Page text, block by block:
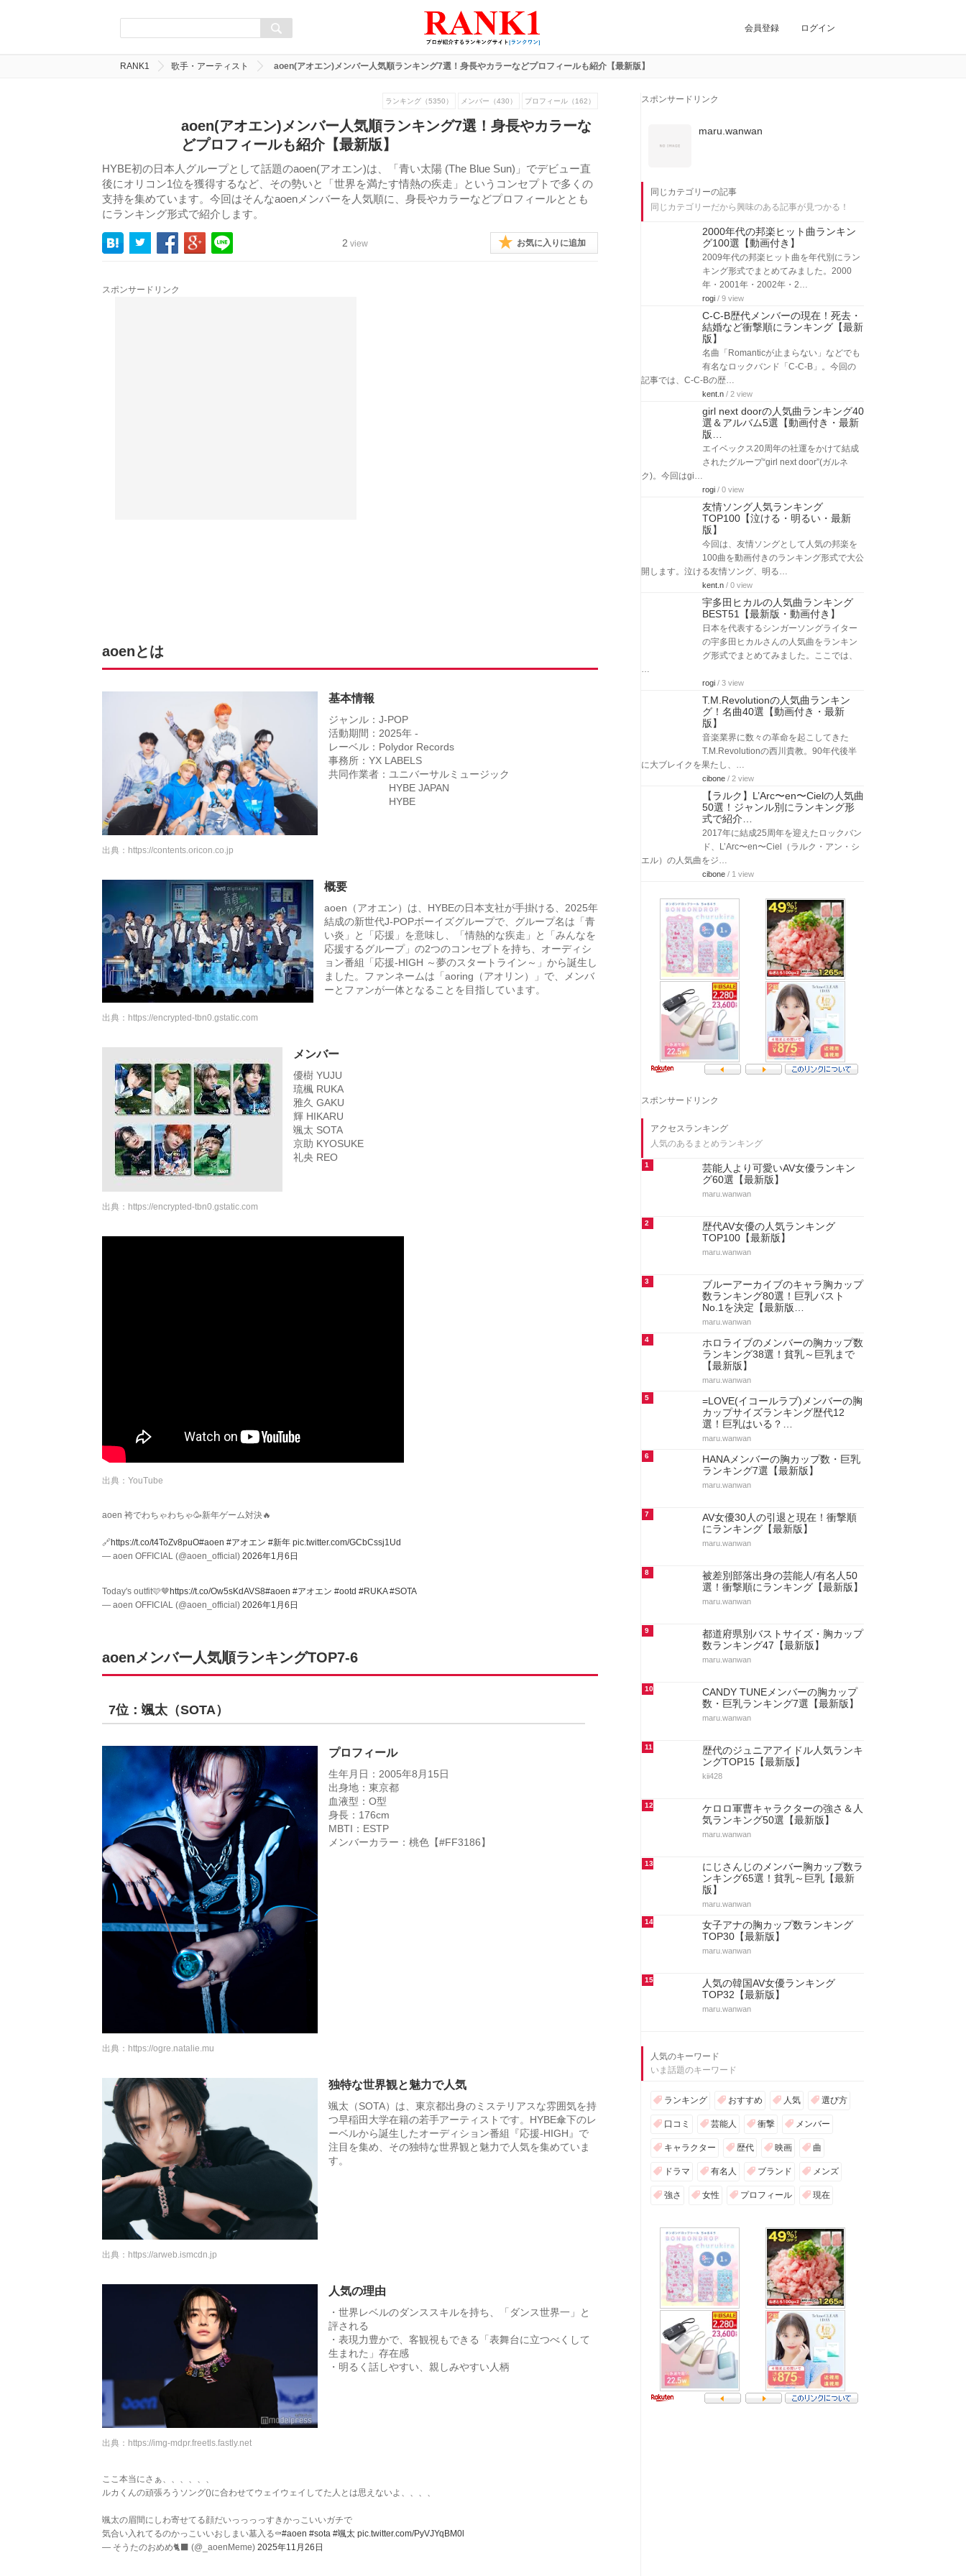
会員登録 ログイン
RANK1 歌手・アーティスト aoen(アオエン)メンバー人気順ランキング7選！身長やカラーなどプロフィールも紹介【最新版】
ランキング（5350） メンバー（430） プロフィール（162）
aoen(アオエン)メンバー人気順ランキング7選！身長やカラーな
どプロフィールも紹介【最新版】
HYBE初の日本人グループとして話題のaoen(アオエン)は、「青い太陽 (The Blue Sun)」でデビュー直
後にオリコン1位を獲得するなど、その勢いと「世界を満たす情熱の疾走」というコンセプトで多くの
支持を集めています。今回はそんなaoenメンバーを人気順に、身長やカラーなどプロフィールととも
にランキング形式で紹介します。
2 view お気に入りに追加
スポンサードリンク
aoenとは
基本情報
ジャンル：J-POP
活動期間：2025年 -
レーベル：Polydor Records
事務所：YX LABELS
共同作業者：ユニバーサルミュージック
HYBE JAPAN
HYBE
出典： https://contents.oricon.co.jp
概要
aoen（アオエン）は、HYBEの日本支社が手掛ける、2025年
結成の新世代J-POPボーイズグループで、グループ名は「青
い炎」と「応援」を意味し、「情熱的な疾走」と「みんなを
応援するグループ」の2つのコンセプトを持ち、オーディシ
ョン番組「応援-HIGH ～夢のスタートライン～」から誕生し
ました。ファンネームは「aoring（アオリン）」で、メンバ
ーとファンが一体となることを目指しています。
出典： https://encrypted-tbn0.gstatic.com
メンバー
優樹 YUJU
琉楓 RUKA
雅久 GAKU
輝 HIKARU
颯太 SOTA
京助 KYOSUKE
礼央 REO
出典： https://encrypted-tbn0.gstatic.com
出典：YouTube
aoen 袴でわちゃわちゃ🥳新年ゲーム対決🔥
🔗https://t.co/t4ToZv8puO#aoen #アオエン #新年 pic.twitter.com/GCbCssj1Ud
— aoen OFFICIAL (@aoen_official) 2026年1月6日
Today's outfit🩷🤎 https://t.co/Ow5sKdAVS8#aoen #アオエン #ootd #RUKA #SOTA
— aoen OFFICIAL (@aoen_official) 2026年1月6日
aoenメンバー人気順ランキングTOP7-6
7位：颯太（SOTA）
プロフィール
生年月日：2005年8月15日
出身地：東京都
血液型：O型
身長：176cm
MBTI：ESTP
メンバーカラー：桃色【#FF3186】
出典： https://ogre.natalie.mu
独特な世界観と魅力で人気
颯太（SOTA）は、東京都出身のミステリアスな雰囲気を持
つ早稲田大学在籍の若手アーティストです。HYBE傘下のレ
ーベルから誕生したオーディション番組『応援-HIGH』で
注目を集め、その独特な世界観と魅力で人気を集めていま
す。
出典： https://arweb.ismcdn.jp
人気の理由
・世界レベルのダンススキルを持ち、「ダンス世界一」と
評される
・表現力豊かで、客観視もできる「表舞台に立つべくして
生まれた」存在感
・明るく話しやすい、親しみやすい人柄
出典： https://img-mdpr.freetls.fastly.net
ここ本当にさぁ、、、、、、
ルカくんの頑張ろうソング()に合わせてウェイウェイしてた人とは思えないよ、、、、
颯太の眉間にしわ寄せてる顔だいっっっっすきかっこいいガチで
気合い入れてるのかっこいいおしまい墓入る⚰️#aoen #sota #颯太 pic.twitter.com/PyVJYqBM0l
— そうたのおめめ🐈‍⬛ (@_aoenMeme) 2025年11月26日
スポンサードリンク
maru.wanwan
同じカテゴリーの記事
同じカテゴリーだから興味のある記事が見つかる！
2000年代の邦楽ヒット曲ランキン
グ100選【動画付き】
2009年代の邦楽ヒット曲を年代別にラン
キング形式でまとめてみました。2000
年・2001年・2002年・2…
rogi / 9 view
C-C-B歴代メンバーの現在！死去・
結婚など衝撃順にランキング【最新
版】
名曲「Romanticが止まらない」などでも
有名なロックバンド「C-C-B」。今回の
記事では、C-C-Bの歴…
kent.n / 2 view
girl next doorの人気曲ランキング40
選＆アルバム5選【動画付き・最新
版…
エイベックス20周年の社運をかけて結成
されたグループ“girl next door”(ガルネ
ク)。今回はgi…
rogi / 0 view
友情ソング人気ランキング
TOP100【泣ける・明るい・最新
版】
今回は、友情ソングとして人気の邦楽を
100曲を動画付きのランキング形式で大公
開します。泣ける友情ソング、明る…
kent.n / 0 view
宇多田ヒカルの人気曲ランキング
BEST51【最新版・動画付き】
日本を代表するシンガーソングライター
の宇多田ヒカルさんの人気曲をランキン
グ形式でまとめてみました。ここでは、
…
rogi / 3 view
T.M.Revolutionの人気曲ランキン
グ！名曲40選【動画付き・最新
版】
音楽業界に数々の革命を起こしてきた
T.M.Revolutionの西川貴教。90年代後半
に大ブレイクを果たし、…
cibone / 2 view
【ラルク】L’Arc〜en〜Cielの人気曲
50選！ジャンル別にランキング形
式で紹介…
2017年に結成25周年を迎えたロックバン
ド、L’Arc〜en〜Ciel（ラルク・アン・シ
エル）の人気曲をジ…
cibone / 1 view
スポンサードリンク
アクセスランキング
人気のあるまとめランキング
1
芸能人より可愛いAV女優ランキン
グ60選【最新版】
maru.wanwan
2
歴代AV女優の人気ランキング
TOP100【最新版】
maru.wanwan
3
ブルーアーカイブのキャラ胸カップ
数ランキング80選！巨乳バスト
No.1を決定【最新版…
maru.wanwan
4
ホロライブのメンバーの胸カップ数
ランキング38選！貧乳～巨乳まで
【最新版】
maru.wanwan
5
=LOVE(イコールラブ)メンバーの胸
カップサイズランキング歴代12
選！巨乳はいる？…
maru.wanwan
6
HANAメンバーの胸カップ数・巨乳
ランキング7選【最新版】
maru.wanwan
7
AV女優30人の引退と現在！衝撃順
にランキング【最新版】
maru.wanwan
8
被差別部落出身の芸能人/有名人50
選！衝撃順にランキング【最新版】
maru.wanwan
9
都道府県別バストサイズ・胸カップ
数ランキング47【最新版】
maru.wanwan
10
CANDY TUNEメンバーの胸カップ
数・巨乳ランキング7選【最新版】
maru.wanwan
11
歴代のジュニアアイドル人気ランキ
ングTOP15【最新版】
kii428
12
ケロロ軍曹キャラクターの強さ＆人
気ランキング50選【最新版】
maru.wanwan
13
にじさんじのメンバー胸カップ数ラ
ンキング65選！貧乳～巨乳【最新
版】
maru.wanwan
14
女子アナの胸カップ数ランキング
TOP30【最新版】
maru.wanwan
15
人気の韓国AV女優ランキング
TOP32【最新版】
maru.wanwan
人気のキーワード
いま話題のキーワード
ランキング おすすめ 人気 選び方
口コミ 芸能人 衝撃 メンバー
キャラクター 歴代 映画 曲
ドラマ 有名人 ブランド メンズ
強さ 女性 プロフィール 現在